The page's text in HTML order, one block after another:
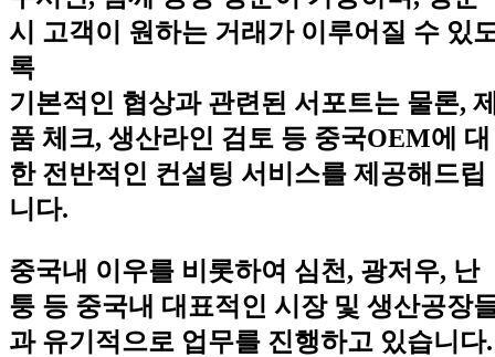
시 고객이 원하는 거래가 이루어질 수 있
록
기본적인 협상과 관련된 서포트는 물론,
품 체크, 생산라인 검토 등 중국OEM에 대
한 전반적인 컨설팅 서비스를 제공해드립
니다.
중국내 이우를 비롯하여 심천, 광저우, 난
퉁 등 중국내 대표적인 시장 및 생산공장
과 유기적으로 업무를 진행하고 있습니다.